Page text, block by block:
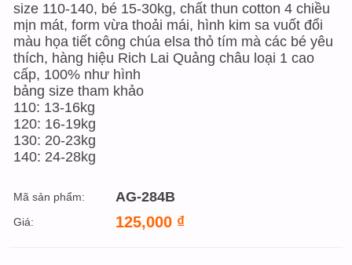
size 110-140, bé 15-30kg, chất thun cotton 4 chiều
mịn mát, form vừa thoải mái, hình kim sa vuốt đổi
màu họa tiết công chúa elsa thỏ tím mà các bé yêu
thích, hàng hiệu Rich Lai Quảng châu loại 1 cao
cấp, 100% như hình
bảng size tham khảo
110: 13-16kg
120: 16-19kg
130: 20-23kg
140: 24-28kg
Mã sản phẩm: AG-284B
Giá: 125,000₫